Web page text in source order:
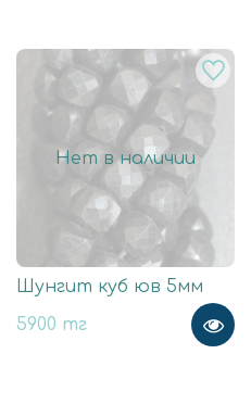
Нет в наличии
Шунгит куб юв 5мм
5900 тг